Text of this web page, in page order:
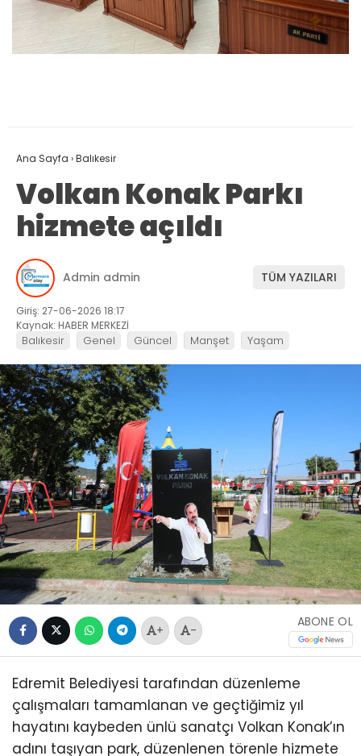
Ana Sayfa ›Balıkesir
Volkan Konak Parkı
hizmete açıldı
Admin admin TÜM YAZILARI
Giriş: 27-06-2026 18:17
Kaynak: HABER MERKEZİ
Balıkesir Genel Güncel Manşet Yaşam
+ -
ABONE OL
Edremit Belediyesi tarafından düzenleme
çalışmaları tamamlanan ve geçtiğimiz yıl
hayatını kaybeden ünlü sanatçı Volkan Konak’ın
adını taşıyan park, düzenlenen törenle hizmete